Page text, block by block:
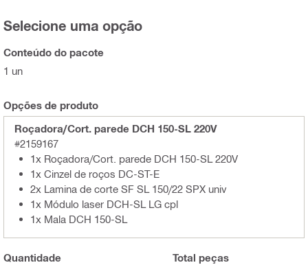
Selecione uma opção
Conteúdo do pacote
1 un
Opções de produto
Roçadora/Cort. parede DCH 150-SL 220V
#2159167
1x Roçadora/Cort. parede DCH 150-SL 220V
1x Cinzel de roços DC-ST-E
2x Lamina de corte SF SL 150/22 SPX univ
1x Módulo laser DCH-SL LG cpl
1x Mala DCH 150-SL
Quantidade Total peças